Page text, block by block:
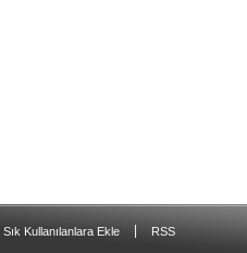
Sık Kullanılanlara Ekle RSS